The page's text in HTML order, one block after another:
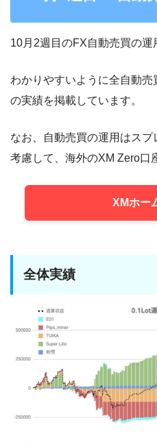
10月2週目のFX自動売買の運
わかりやすいように全自動
の実績を掲載しています。
なお、自動売買の運用はス
考慮して、海外のXM Zero口
XMホー
全体実績